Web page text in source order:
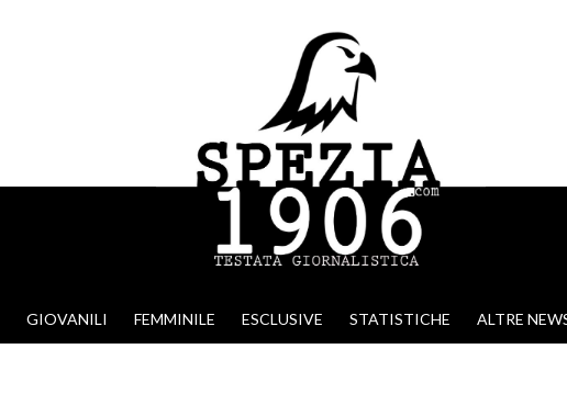
GIOVANILI FEMMINILE ESCLUSIVE STATISTICHE ALTRE